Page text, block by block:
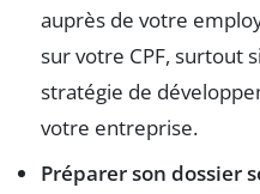
auprès de votre
sur votre CPF, surtout
stratégie de
votre entreprise.
Préparer son dossier